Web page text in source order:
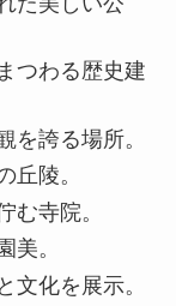
つわる歴史建
を誇る場所。
丘陵。
む寺院。
美。
文化を展示。